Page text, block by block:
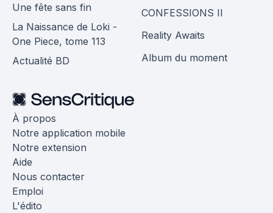
Une fête sans fin
La Naissance de Loki -
One Piece, tome 113
Actualité BD
CONFESSIONS II
Reality Awaits
Album du moment
À propos
Notre application mobile
Notre extension
Aide
Nous contacter
Emploi
L'édito